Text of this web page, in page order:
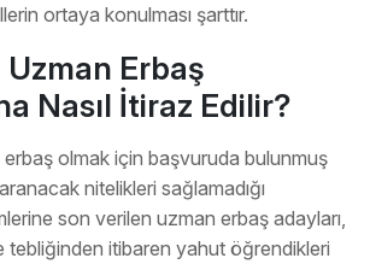
ortaya konulması şarttır.
Erbaş
Nasıl İtiraz Edilir?
olmak için başvuruda bulunmuş
nitelikleri sağlamadığı
son verilen uzman erbaş adayları,
tebliğinden itibaren yahut öğrendikleri